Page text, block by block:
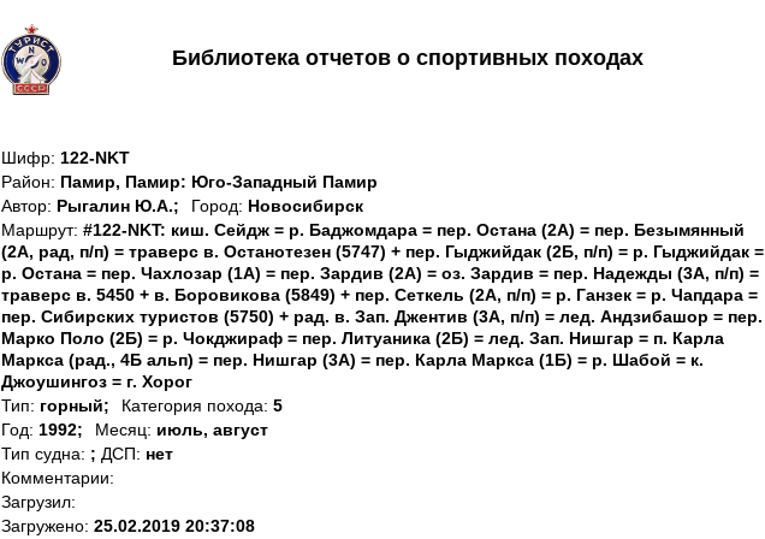
Библиотека отчетов о спортивных походах
Шифр: 122-NKT
Район: Памир, Памир: Юго-Западный Памир
Автор: Рыгалин Ю.А.; Город: Новосибирск
Маршрут: #122-NKT: киш. Сейдж = р. Баджомдара = пер. Остана (2А) = пер. Безымянный
(2А, рад, п/п) = траверс в. Останотезен (5747) + пер. Гыджийдак (2Б, п/п) = р. Гыджийдак =
р. Остана = пер. Чахлозар (1А) = пер. Зардив (2А) = оз. Зардив = пер. Надежды (3А, п/п) =
траверс в. 5450 + в. Боровикова (5849) + пер. Сеткель (2А, п/п) = р. Ганзек = р. Чапдара =
пер. Сибирских туристов (5750) + рад. в. Зап. Джентив (3А, п/п) = лед. Андзибашор = пер.
Марко Поло (2Б) = р. Чокджираф = пер. Литуаника (2Б) = лед. Зап. Нишгар = п. Карла
Маркса (рад., 4Б альп) = пер. Нишгар (3А) = пер. Карла Маркса (1Б) = р. Шабой = к.
Джоушингоз = г. Хорог
Тип: горный; Категория похода: 5
Год: 1992; Месяц: июль, август
Тип судна: ; ДСП: нет
Комментарии:
Загрузил:
Загружено: 25.02.2019 20:37:08